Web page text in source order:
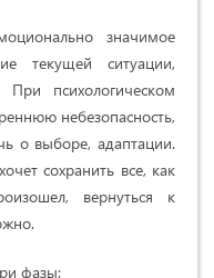
значимое
текущей ситуации,
психологическом
небезопасность,
о выборе, адаптации.
сохранить все, как
вернуться к
фазы: